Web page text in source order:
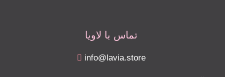
تماس با لاویا
info@lavia.store